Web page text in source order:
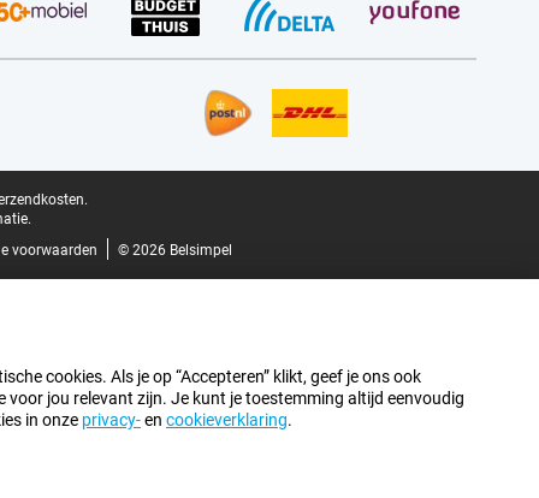
voorwaarden
© 2026 Belsimpel
cookies. Als je op “Accepteren” klikt, geef je ons ook
jou relevant zijn. Je kunt je toestemming altijd eenvoudig
in onze privacy-en cookieverklaring.